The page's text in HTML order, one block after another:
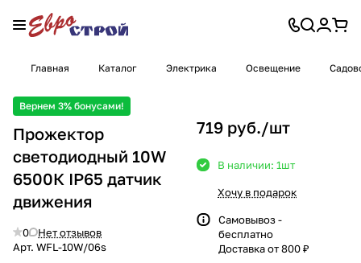
Главная Каталог Электрика Освещение
Вернем 3% бонусами!
Прожектор
светодиодный 10W
6500К IP65 датчик
движения
0
Нет отзывов
Арт. WFL-10W/06s
719 руб./шт
В наличии: 1шт
Хочу в подарок
Самовывоз -
бесплатно
Доставка от 800 ₽